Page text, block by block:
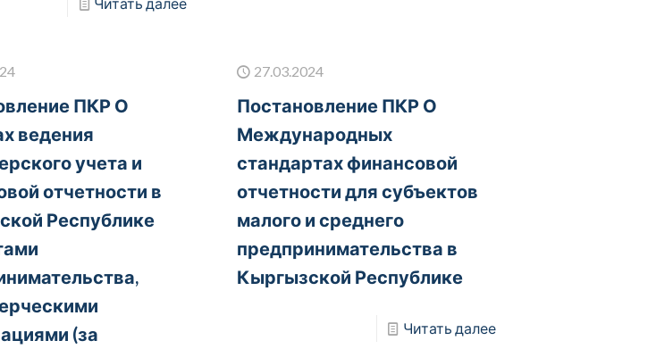
ПКР О
ведения
учета и
отчетности в
Республике
(за
27.03.2024
Постановление ПКР О
Международных
стандартах финансовой
отчетности для субъектов
малого и среднего
предпринимательства в
Кыргызской Республике
Читать далее